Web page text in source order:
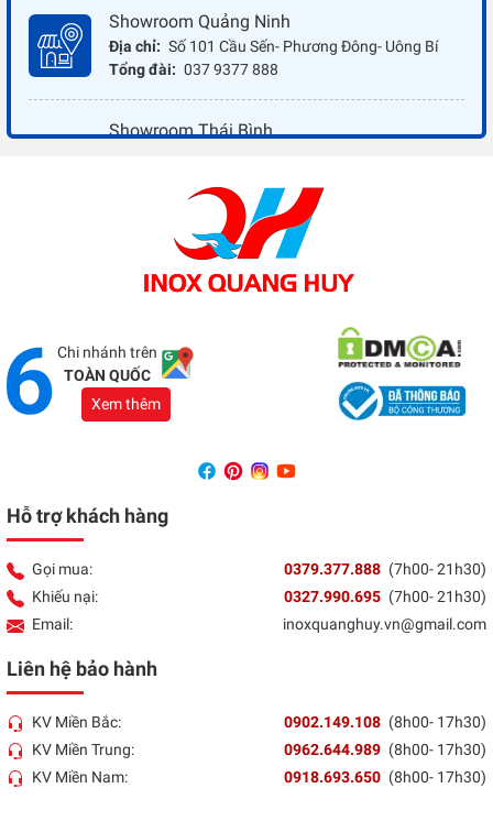
Showroom Quảng Ninh
Địa chỉ: Số 101 Cầu Sến- Phương Đông- Uông Bí
Tổng đài: 037 9377 888
Showroom Thái Bình
037 9377 888
Showroom Đồng Nai
Địa chỉ: 1066 - QL 51 Tổ 3- Ấp Đồng- Phước Tân-
Chi nhánh trên
TOÀN QUỐC
Xem thêm
Hỗ trợ khách hàng
Gọi mua: 0379.377.888 (7h00- 21h30)
Khiếu nại:
0327.990.695 (7h00- 21h30)
Email:
inoxquanghuy.vn@gmail.com
Liên hệ bảo hành
KV Miền Bắc: 0902.149.108 (8h00- 17h30)
KV Miền Trung:
0962.644.989 (8h00- 17h30)
KV Miền Nam:
0918.693.650 (8h00- 17h30)